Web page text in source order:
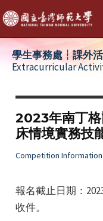
Skip
to
content
學生事務處┆課外
Extracurricular
2023年南丁
床情境實務技
Competition Information
報名截止日期：
收件。